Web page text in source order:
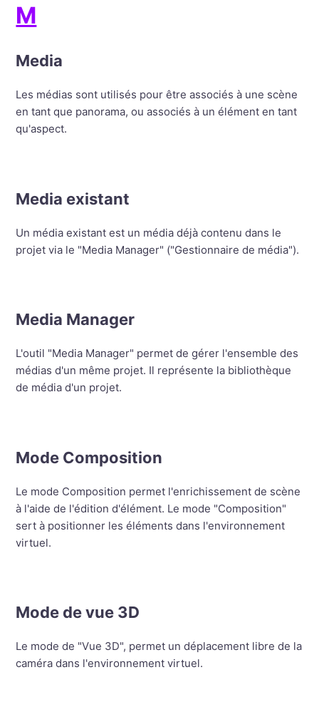
M
Media
Les médias sont utilisés pour être associés à une scène
en tant que panorama, ou associés à un élément en tant
qu'aspect.
Media existant
Un média existant est un média déjà contenu dans le
projet via le "Media Manager" ("Gestionnaire de média").
Media Manager
L'outil "Media Manager" permet de gérer l'ensemble des
médias d'un même projet. Il représente la bibliothèque
de média d'un projet.
Mode Composition
Le mode Composition permet l'enrichissement de scène
à l'aide de l'édition d'élément. Le mode "Composition"
sert à positionner les éléments dans l'environnement
virtuel.
Mode de vue 3D
Le mode de "Vue 3D", permet un déplacement libre de la
caméra dans l'environnement virtuel.